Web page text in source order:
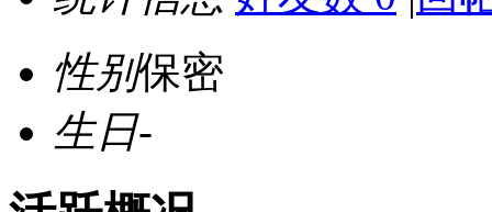
性别保密
生日-